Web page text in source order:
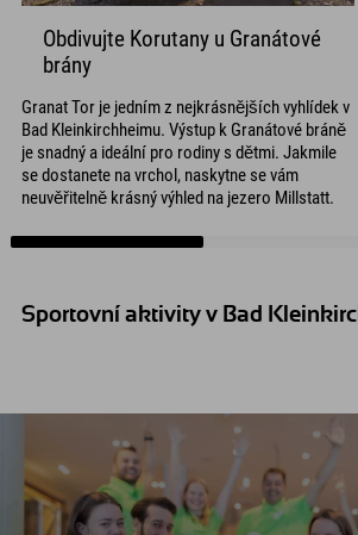
Obdivujte Korutany u Granátové
brány
Granat Tor je jedním z nejkrásnějších vyhlídek v
Bad Kleinkirchheimu. Výstup k Granátové bráně
je snadný a ideální pro rodiny s dětmi. Jakmile
se dostanete na vrchol, naskytne se vám
neuvěřitelně krásný výhled na jezero Millstatt.
Sportovní aktivity v Bad